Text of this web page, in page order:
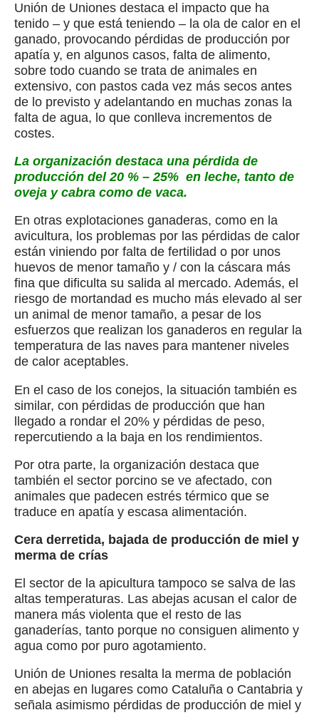
Unión de Uniones destaca el impacto que ha
tenido – y que está teniendo – la ola de calor en el
ganado, provocando pérdidas de producción por
apatía y, en algunos casos, falta de alimento,
sobre todo cuando se trata de animales en
extensivo, con pastos cada vez más secos antes
de lo previsto y adelantando en muchas zonas la
falta de agua, lo que conlleva incrementos de
costes.
La organización destaca una pérdida de
producción del 20 % – 25% en leche, tanto de
oveja y cabra como de vaca.
En otras explotaciones ganaderas, como en la
avicultura, los problemas por las pérdidas de calor
están viniendo por falta de fertilidad o por unos
huevos de menor tamaño y / con la cáscara más
fina que dificulta su salida al mercado. Además, el
riesgo de mortandad es mucho más elevado al ser
un animal de menor tamaño, a pesar de los
esfuerzos que realizan los ganaderos en regular la
temperatura de las naves para mantener niveles
de calor aceptables.
En el caso de los conejos, la situación también es
similar, con pérdidas de producción que han
llegado a rondar el 20% y pérdidas de peso,
repercutiendo a la baja en los rendimientos.
Por otra parte, la organización destaca que
también el sector porcino se ve afectado, con
animales que padecen estrés térmico que se
traduce en apatía y escasa alimentación.
Cera derretida, bajada de producción de miel y
merma de crías
El sector de la apicultura tampoco se salva de las
altas temperaturas. Las abejas acusan el calor de
manera más violenta que el resto de las
ganaderías, tanto porque no consiguen alimento y
agua como por puro agotamiento.
Unión de Uniones resalta la merma de población
en abejas en lugares como Cataluña o Cantabria y
señala asimismo pérdidas de producción de miel y